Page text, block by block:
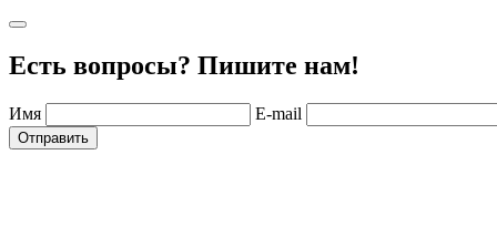
Есть вопросы? Пишите нам!
Имя E-mail